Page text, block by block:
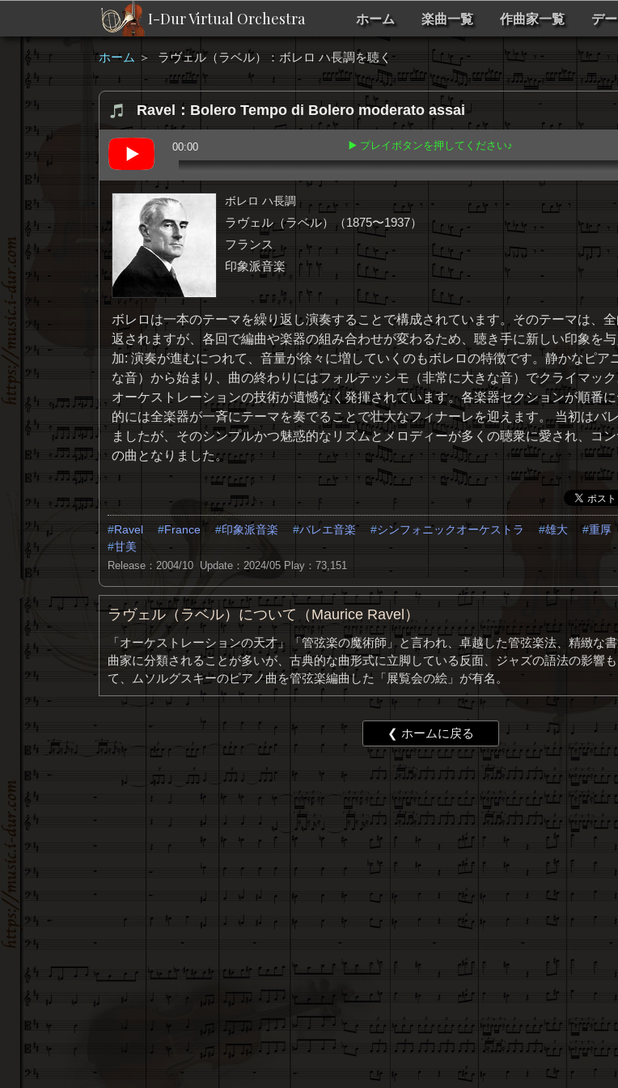
I-Dur Virtual Orchestra ホーム 楽曲一覧 作曲家一覧 デ
ホーム ＞ ラヴェル（ラベル）：ボレロ ハ長調を聴く
Ravel：Bolero Tempo di Bolero moderato assai
00:00 ▶️ プレイボタンを押してください♪
ボレロ ハ長調
ラヴェル（ラベル）（1875〜1937）
フランス
印象派音楽
ボレロは一本のテーマを繰り返し演奏することで構成されています。そのテーマは、
返されますが、各回で編曲や楽器の組み合わせが変わるため、聴き手に新しい印象を
加: 演奏が進むにつれて、音量が徐々に増していくのもボレロの特徴です。静かなピア
な音）から始まり、曲の終わりにはフォルテッシモ（非常に大きな音）でクライマッ
オーケストレーションの技術が遺憾なく発揮されています。各楽器セクションが順番
的には全楽器が一斉にテーマを奏でることで壮大なフィナーレを迎えます。 当初はバ
ましたが、そのシンプルかつ魅惑的なリズムとメロディーが多くの聴衆に愛され、コ
の曲となりました。
Ravel France 印象派音楽 バレエ音楽 シンフォニックオーケストラ 雄大 重厚
甘美
Release：2004/10 Update：2024/05 Play：73,151
ラヴェル（ラベル）について（Maurice Ravel）
「オーケストレーションの天才」「管弦楽の魔術師」と言われ、卓越した管弦楽法、精緻な
曲家に分類されることが多いが、古典的な曲形式に立脚している反面、ジャズの語法の影響
て、ムソルグスキーのピアノ曲を管弦楽編曲した「展覧会の絵」が有名。
❮ ホームに戻る